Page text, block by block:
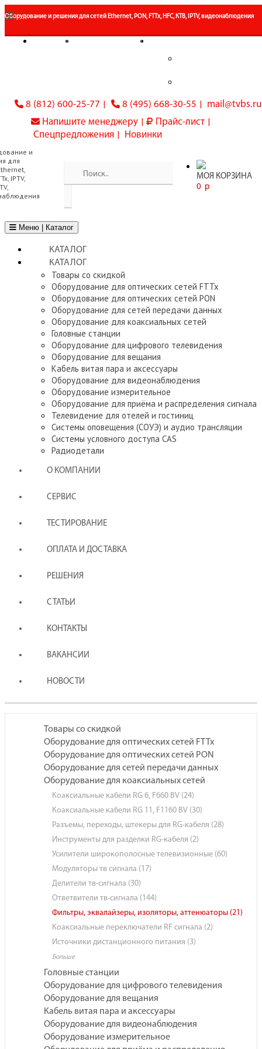
Оборудование и решения для сетей Ethernet, PON, FTTx, HFC, КТВ, IPTV, видеонаблюдения
0)
0)
8 (812) 600-25-77 8 (495) 668-30-55
mail@tvbs.ru
Напишите менеджеру
Прайс-лист
Спецпредложения
Новинки
МОЯ КОРЗИНА
0 p
Toggle navigation
Меню | Каталог
КАТАЛОГ
КАТАЛОГ
Товары со скидкой
Оборудование для оптических сетей FTTx
Оборудование для оптических сетей PON
Оборудование для сетей передачи данных
Оборудование для коаксиальных сетей
Головные станции
Оборудование для цифрового телевидения
Оборудование для вещания
Кабель витая пара и аксессуары
Оборудование для видеонаблюдения
Оборудование измерительное
Оборудование для приёма и распределения сигнала
Телевидение для отелей и гостиниц
Системы оповещения (СОУЭ) и аудио трансляции
Системы условного доступа CAS
Радиодетали
О КОМПАНИИ
СЕРВИС
ТЕСТИРОВАНИЕ
ОПЛАТА И ДОСТАВКА
РЕШЕНИЯ
СТАТЬИ
КОНТАКТЫ
ВАКАНСИИ
НОВОСТИ
Товары со скидкой
Оборудование для оптических сетей FTTx
Оборудование для оптических сетей PON
Оборудование для сетей передачи данных
Оборудование для коаксиальных сетей
Коаксиальные кабели RG 6, F660 BV (24)
Коаксиальные кабели RG 11, F1160 BV (30)
Разъемы, переходы, штекеры для RG-кабеля (28)
Инструменты для разделки RG-кабеля (2)
Усилители широкополосные телевизионные (60)
Модуляторы тв сигнала (17)
Делители тв-сигнала (30)
Ответвители тв-сигнала (144)
Фильтры, эквалайзеры, изоляторы, аттенюаторы (21)
Коаксиальные переключатели RF сигнала (2)
Источники дистанционного питания (3)
Больше
Головные станции
Оборудование для цифрового телевидения
Оборудование для вещания
Кабель витая пара и аксессуары
Оборудование для видеонаблюдения
Оборудование измерительное